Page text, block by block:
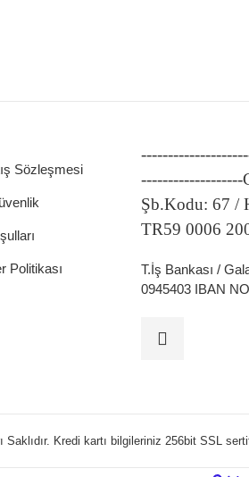
Sözleşmesi
Politikası
-------------------
Şb.Kodu: 67 /
TR59 0006
T.İş Bankası /
0945403 IBAN
Saklıdır. Kredi kartı bilgileriniz 256bit SSL